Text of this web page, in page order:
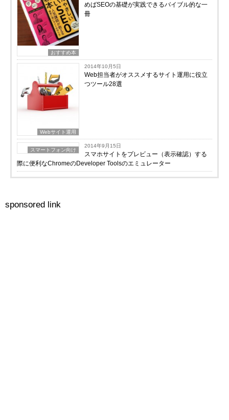
おすすめ本
めばSEOの基礎が実践できるバイブル的な一
冊
Webサイト運用
2014年10月5日
Web担当者がオススメするサイト運用に役立
つツール28選
スマートフォン向け
2014年9月15日
スマホサイトをプレビュー（表示確認）する
際に便利なChromeのDeveloper Toolsのエミュレーター
sponsored link